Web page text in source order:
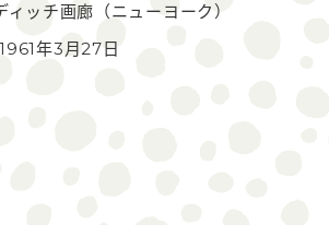
ィッチ画廊（ニューヨーク）
年3月27日